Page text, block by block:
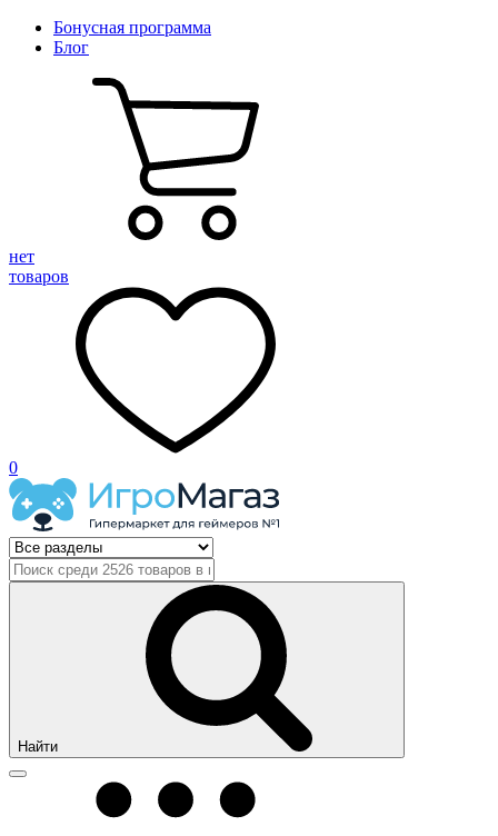
Бонусная программа
Блог
нет
товаров
0
Найти